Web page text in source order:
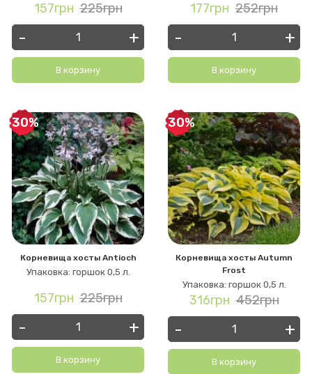
157грн 225грн
- +
В корзину
177грн 252грн
- +
В корзину
-30%
Корневища хосты Antioch
Упаковка: горшок 0,5 л.
157грн 225грн
- +
В корзину
-30%
Корневища хосты Autumn
Frost
Упаковка: горшок 0,5 л.
316грн 452грн
- +
В корзину